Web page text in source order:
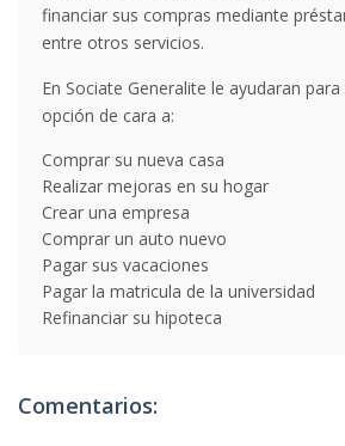
financiar sus compras mediante
entre otros servicios.
En Sociate Generalite le ayudaran
opción de cara a:
Comprar su nueva casa
Realizar mejoras en su hogar
Crear una empresa
Comprar un auto nuevo
Pagar sus vacaciones
Pagar la matricula de la universidad
Refinanciar su hipoteca
Comentarios: